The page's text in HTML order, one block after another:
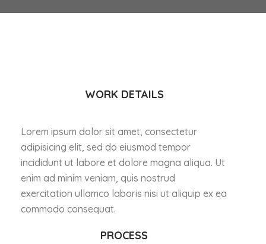
WORK DETAILS
Lorem ipsum dolor sit amet, consectetur
adipisicing elit, sed do eiusmod tempor
incididunt ut labore et dolore magna aliqua. Ut
enim ad minim veniam, quis nostrud
exercitation ullamco laboris nisi ut aliquip ex ea
commodo consequat.
PROCESS